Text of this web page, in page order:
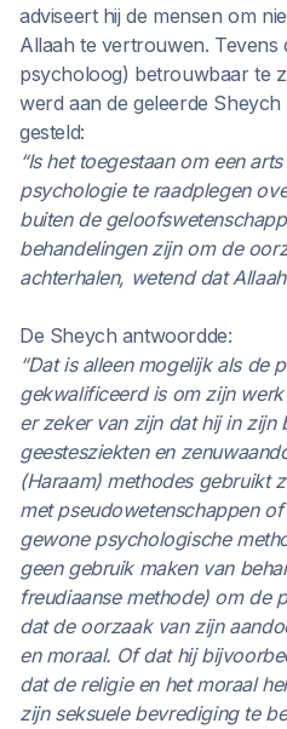
adviseert hij de mensen om
Allaah te vertrouwen. Tevens
psycholoog) betrouwbaar te
werd aan de geleerde
gesteld:
“Is het toegestaan om een
psychologie te raadplegen
buiten de
behandelingen zijn om de
achterhalen, wetend dat
De Sheych antwoordde:
“Dat is alleen mogelijk als de
gekwalificeerd is om zijn
er zeker van zijn dat hij in zijn
geestesziekten en
(Haraam) methodes gebruikt
met pseudowetenschappen
gewone psychologische
geen gebruik maken van
freudiaanse methode) om de
dat de oorzaak van zijn
en moraal. Of dat hij
dat de religie en het moraal
zijn seksuele bevrediging te